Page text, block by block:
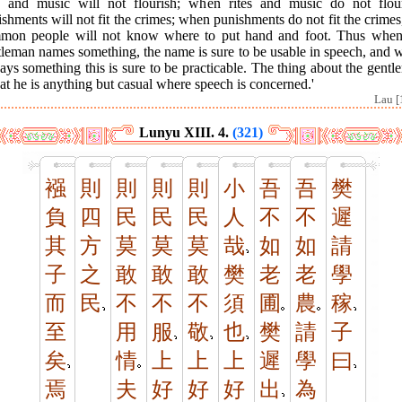
will not fit the crimes; when punishments do not fit the
people will not know where to put hand and foot. Thus
names something, the name is sure to be usable in speech, and
something this is sure to be practicable. The thing about the
he is anything but casual where speech is concerned.'
Lau
Lunyu XIII. 4. (321)
襁
負
其
子
而
至
矣
焉
則
四
方
之
民
則
民
莫
敢
不
用
情
夫
則
民
莫
敢
不
服
上
好
則
民
莫
敢
不
敬
上
好
小
人
哉
樊
須
也
上
好
吾
不
如
老
圃
樊
遲
出
吾
不
如
老
農
請
學
為
樊
遲
請
學
稼
子
曰